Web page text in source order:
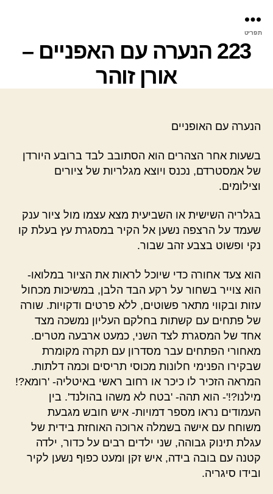
תפריט
223 הנערה עם האפניים –
אורן זוהר
הנערה עם האופניים
בשעות אחר הצהרים הוא הסתובב לבד ברובע היורדן
של אמסטרדם, נכנס ויוצא מגלריות של ציורים
וצילומים.
בגלריה השישית או השביעית מצא עצמו מול ציור ענק
שעמד על הרצפה נשען אל הקיר במסגרת עץ בעלת קו
נקי ופשוט בצבע זהב שבור.
הוא צעד אחורה כדי שיוכל לראות את הציור במלואו-
הוא צוייר בשחור על רקע הבד הלבן, במשיכות מכחול
עזות ובקווי מתאר פשוטים, ללא פרטים ודקויות. שורה
של פתחים עם קשתות בחלקם העליון נמשכה מצד
אחד של המסגרת לצד השני, כמעט ארבעה מטרים.
מאחורי הפתחים עבר מסדרון עם תקרה מקומרת
שבקירו הפנימי חלונות מכוסי תריסים וכמה דלתות.
המראה הזכיר לו כיכר או רחוב ראשי באיטליה- 'רומא?!
מילנו?!'- הוא תהה- 'בטח לא משהו בהולנד'. בין
העמודים נראו מספר דמויות- איש חובש מגבעת
משוחח עם אישה בשמלה ארוכה האוחזת בידית של
עגלת תינוק גבוהה, שני ילדים רבים על כדור, ילדה
קטנה עם בובה בידה, איש זקן ומעט כפוף נשען לקיר
ובידו סיגריה.